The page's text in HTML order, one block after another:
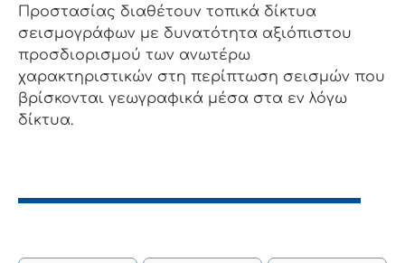
Προστασίας διαθέτουν τοπικά δίκτυα
σεισμογράφων με δυνατότητα αξιόπιστου
προσδιορισμού των ανωτέρω
χαρακτηριστικών στη περίπτωση σεισμών που
βρίσκονται γεωγραφικά μέσα στα εν λόγω
δίκτυα.